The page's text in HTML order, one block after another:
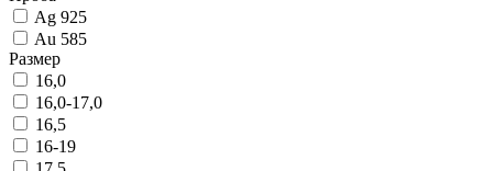
Ag 925
Au 585
Размер
16,0
16,0-17,0
16,5
16-19